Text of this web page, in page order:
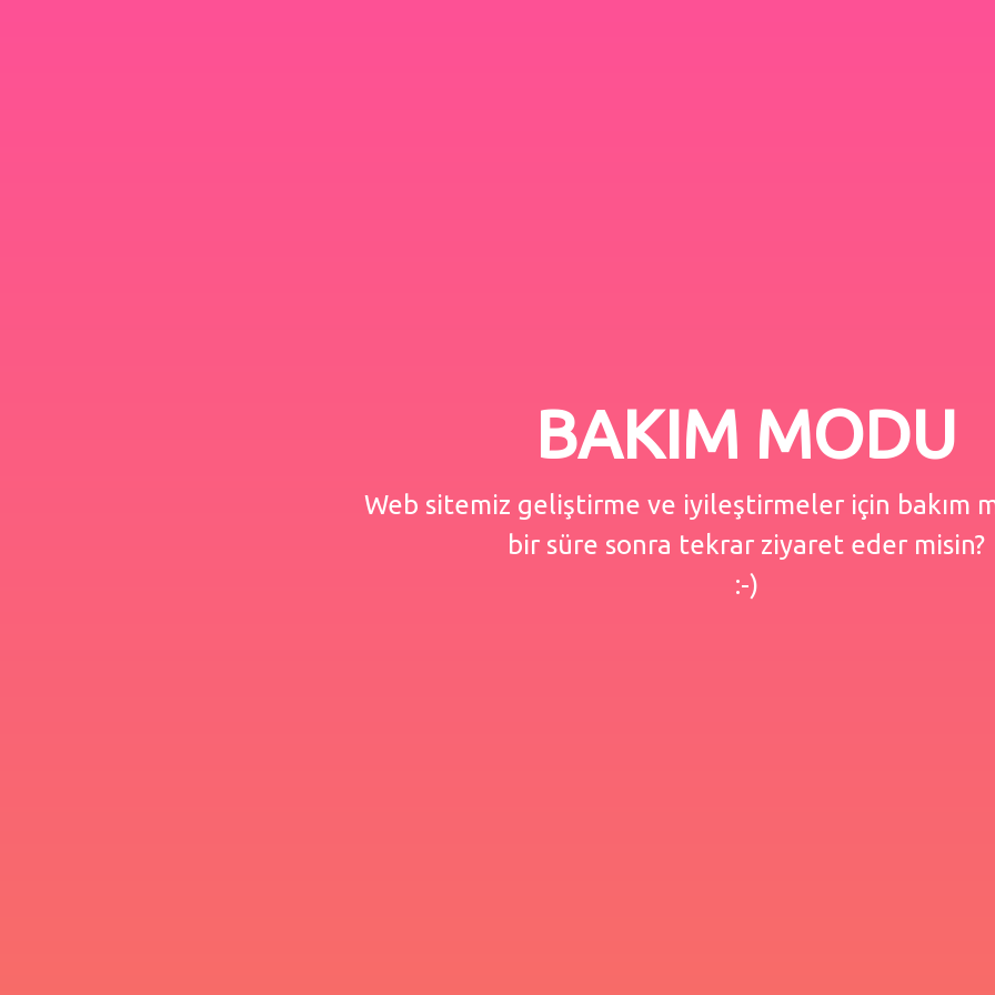
BAKIM MODU
Web sitemiz geliştirme ve iyileştirmeler için bakım
bir süre sonra tekrar ziyaret eder misin?
:-)